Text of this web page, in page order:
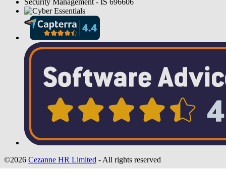
©2026 Cezanne HR Limited - All rights reserved